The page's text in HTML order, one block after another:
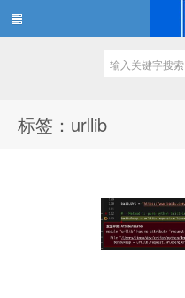
标签：urllib